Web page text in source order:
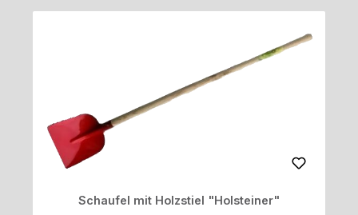
Schaufel mit Holzstiel "Holsteiner"